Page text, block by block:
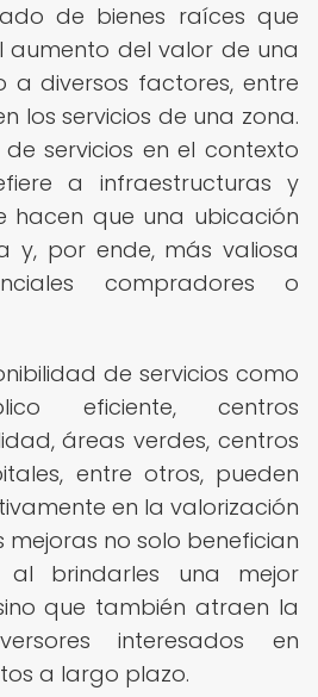
de bienes raíces que
aumento del valor de una
a diversos factores, entre
los servicios de una zona.
servicios en el contexto
a infraestructuras y
hacen que una ubicación
y, por ende, más valiosa
compradores o
de servicios como
eficiente, centros
áreas verdes, centros
entre otros, pueden
en la valorización
mejoras no solo benefician
al brindarles una mejor
que también atraen la
interesados en
a largo plazo.